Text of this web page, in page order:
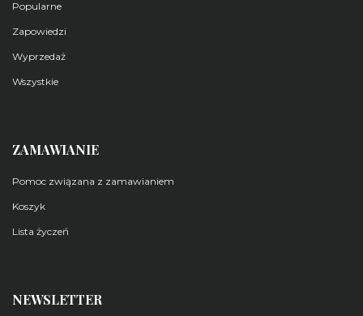
Popularne
Zapowiedzi
Wyprzedaż
Wszystkie
ZAMAWIANIE
Pomoc związana z zamawianiem
Koszyk
Lista życzeń
NEWSLETTER